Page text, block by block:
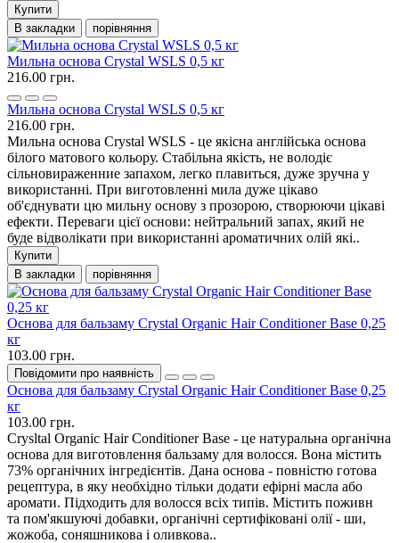
Купити
В закладки
порівняння
Мильна основа Crystal WSLS 0,5 кг
216.00 грн.
Мильна основа Crystal WSLS 0,5 кг
216.00 грн.
Мильна основа Crystal WSLS - це якісна англійська основа
білого матового кольору. Стабільна якість, не володіє
сільновираженние запахом, легко плавиться, дуже зручна у
використанні. При виготовленні мила дуже цікаво
об'єднувати цю мильну основу з прозорою, створюючи цікаві
ефекти. Переваги цієї основи: нейтральний запах, який не
буде відволікати при використанні ароматичних олій які..
Купити
В закладки
порівняння
Основа для бальзаму Crystal Organic Hair Conditioner Base 0,25
кг
103.00 грн.
Повідомити про наявність
Основа для бальзаму Crystal Organic Hair Conditioner Base 0,25
кг
103.00 грн.
Crysltal Organic Hair Conditioner Base - це натуральна органічна
основа для виготовлення бальзаму для волосся. Вона містить
73% органічних інгредієнтів. Дана основа - повністю готова
рецептура, в яку необхідно тільки додати ефірні масла або
аромати. Підходить для волосся всіх типів. Містить поживн
та пом'якшуючі добавки, органічні сертифіковані олії - ши,
жожоба, соняшникова і оливкова..